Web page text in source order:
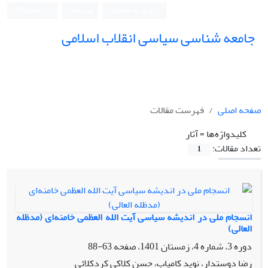
جامعه شناسی سیاسی انقلاب اسلامی
صفحه اصلی
فهرست مقالات
کلیدواژه‌ها =آثار
تعداد مقالات:
1
انسجام ملی در اندیشه سیاسی آیت الله العظمی خامنه‌ای (مدظله
العالی)
دوره 3، شماره 4، زمستان 1401، صفحه
63-88
رضا دوستدار، نوید کامیاب، حسن کلاکی کردکلائی